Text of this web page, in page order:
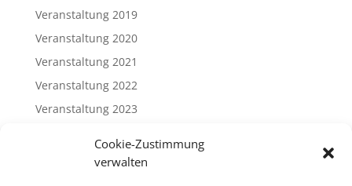
Cookie-Zustimmung
verwalten
Veranstaltung 2019
Veranstaltung 2020
Veranstaltung 2021
Veranstaltung 2022
Veranstaltung 2023
Veranstaltung 2025